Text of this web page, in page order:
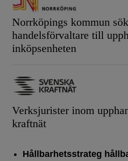
Norrköpings kommun
handelsförvaltare till
inköpsenheten
Verksjurister inom
kraftnät
Hållbarhetsstrateg